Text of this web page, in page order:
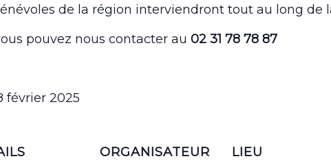
de la région interviendront tout au long de
pouvez nous contacter au 02 31 78 78 87
février 2025
ORGANISATEUR LIEU